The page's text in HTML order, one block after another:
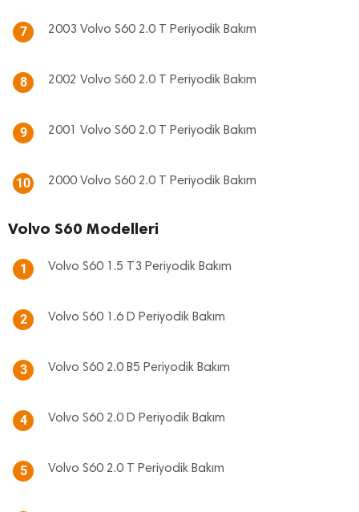
7 2003 Volvo S60 2.0 T Periyodik Bakım
8 2002 Volvo S60 2.0 T Periyodik Bakım
9 2001 Volvo S60 2.0 T Periyodik Bakım
10 2000 Volvo S60 2.0 T Periyodik Bakım
Volvo S60 Modelleri
1 Volvo S60 1.5 T3 Periyodik Bakım
2 Volvo S60 1.6 D Periyodik Bakım
3 Volvo S60 2.0 B5 Periyodik Bakım
4 Volvo S60 2.0 D Periyodik Bakım
5 Volvo S60 2.0 T Periyodik Bakım